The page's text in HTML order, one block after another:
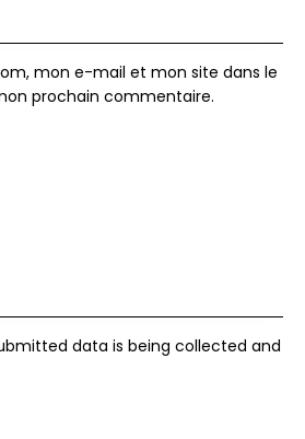
mon e-mail et mon site dans le
prochain commentaire.
data is being collected and